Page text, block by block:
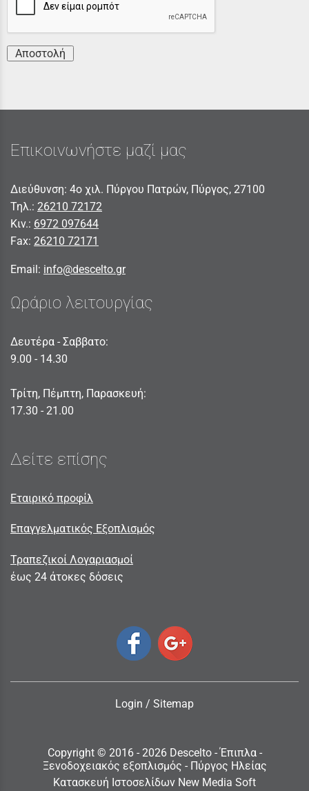
Αποστολή
Επικοινωνήστε μαζί μας
Διεύθυνση: 4ο χιλ. Πύργου Πατρών, Πύργος, 27100
Τηλ.: 26210 72172
Κιν.: 6972 097644
Fax: 26210 72171
Email: info@descelto.gr
Ωράριο λειτουργίας
Δευτέρα - Σαββατο:
9.00 - 14.30
Τρίτη, Πέμπτη, Παρασκευή:
17.30 - 21.00
Δείτε επίσης
Εταιρικό προφίλ
Επαγγελματικός Εξοπλισμός
Τραπεζικοί Λογαριασμοί
έως 24 άτοκες δόσεις
Login / Sitemap
Copyright © 2016 - 2026 Descelto - Έπιπλα -
Ξενοδοχειακός εξοπλισμός - Πύργος Ηλείας
Κατασκευή Ιστοσελίδων New Media Soft